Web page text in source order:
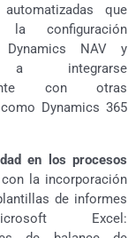
que
la configuración
NAV y
a integrarse
con otras
Dynamics 365
en los procesos
con la incorporación
de informes
Excel: